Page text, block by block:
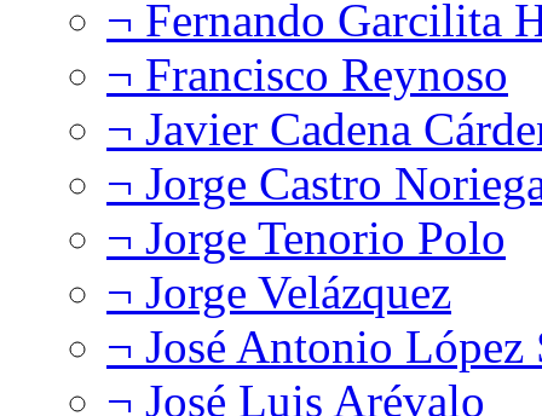
¬ Fernando Garcilita
¬ Francisco Reynoso
¬ Javier Cadena
¬ Jorge Castro
¬ Jorge Tenorio Polo
¬ Jorge Velázquez
¬ José Antonio López
¬ José Luis Arévalo